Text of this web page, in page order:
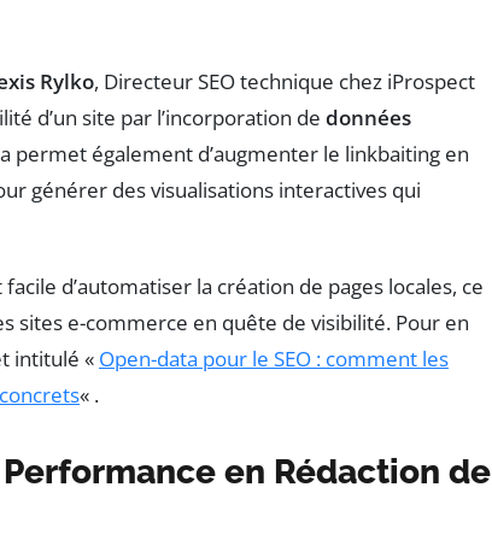
Rylko, Directeur SEO technique chez iProspect
d’un site par l’incorporation de données
permet également d’augmenter le linkbaiting en
générer des visualisations interactives qui
d’automatiser la création de pages locales, ce
sites e-commerce en quête de visibilité. Pour en
intitulé « Open-data pour le SEO : comment les
« .
en Rédaction de